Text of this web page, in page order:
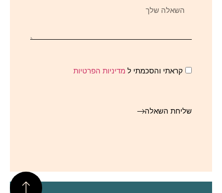
קראתי והסכמתי ל מדיניות הפרטיות
שליחת השאלה